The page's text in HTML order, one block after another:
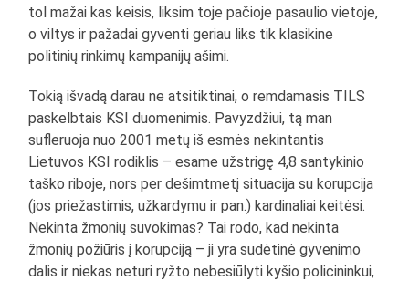
tol mažai kas keisis, liksim toje pačioje pasaulio vietoje,
o viltys ir pažadai gyventi geriau liks tik klasikine
politinių rinkimų kampanijų ašimi.
Tokią išvadą darau ne atsitiktinai, o remdamasis TILS
paskelbtais KSI duomenimis. Pavyzdžiui, tą man
sufleruoja nuo 2001 metų iš esmės nekintantis
Lietuvos KSI rodiklis – esame užstrigę 4,8 santykinio
taško riboje, nors per dešimtmetį situacija su korupcija
(jos priežastimis, užkardymu ir pan.) kardinaliai keitėsi.
Nekinta žmonių suvokimas? Tai rodo, kad nekinta
žmonių požiūris į korupciją – ji yra sudėtinė gyvenimo
dalis ir niekas neturi ryžto nebesiūlyti kyšio policininkui,